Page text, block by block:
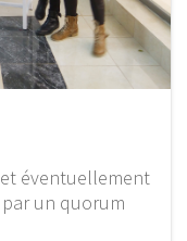
éventuellement
par un quorum